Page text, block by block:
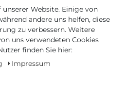
Website. Einige von
andere uns helfen, diese
zu verbessern. Weitere
uns verwendeten Cookies
finden Sie hier:
Impressum